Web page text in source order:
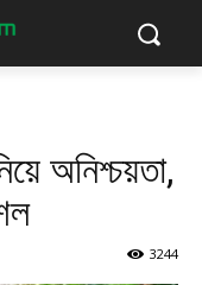
অনিশ্চয়তা,
3244